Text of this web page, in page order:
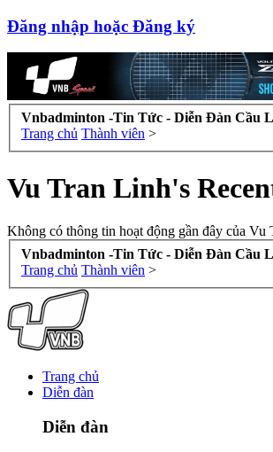
Đăng nhập hoặc Đăng ký
Vnbadminton -Tin Tức - Diễn Đàn Cầu
Trang chủ Thành viên >
Vu Tran Linh's
Không có thông tin hoạt động gần đây của Vu
Vnbadminton -Tin Tức - Diễn Đàn Cầu
Trang chủ Thành viên >
Trang chủ
Diễn đàn
Diễn đàn